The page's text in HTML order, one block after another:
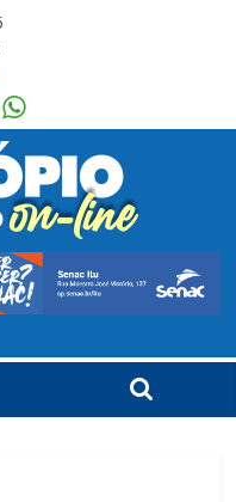
Vereador José de
Red Bull Bragantino
neste sábado
na Praça do Carmo